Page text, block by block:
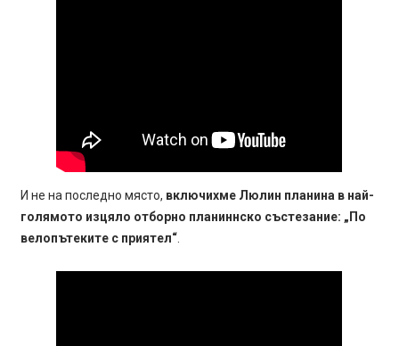
И не на последно място, включихме Люлин планина в най-
голямото изцяло отборно планиннско състезание: „По
велопътеките с приятел“